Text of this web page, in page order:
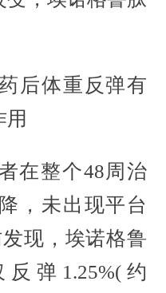
体重反弹有
用
整个48周治
，未出现平台
现，埃诺格鲁
弹1.25%(约